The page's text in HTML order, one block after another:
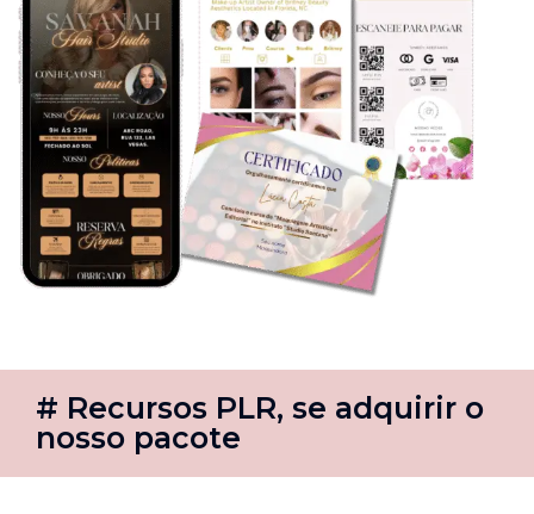
# Recursos PLR, se adquirir o
nosso pacote